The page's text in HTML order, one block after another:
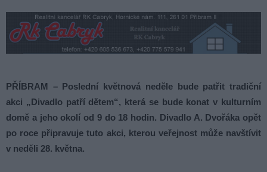
PŘÍBRAM – Poslední květnová neděle bude patřit tradiční
akci „Divadlo patří dětem“, která se bude konat v kulturním
domě a jeho okolí od 9 do 18 hodin. Divadlo A. Dvořáka opět
po roce připravuje tuto akci, kterou veřejnost může navštívit
v neděli 28. května.